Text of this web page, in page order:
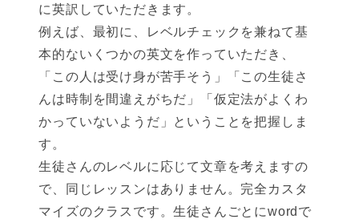
に英訳していただきます。
例えば、最初に、レベルチェックを兼ねて基
本的ないくつかの英文を作っていただき、
「この人は受け身が苦手そう」「この生徒さ
んは時制を間違えがちだ」「仮定法がよくわ
かっていないようだ」ということを把握しま
す。
生徒さんのレベルに応じて文章を考えますの
で、同じレッスンはありません。完全カスタ
マイズのクラスです。生徒さんごとにwordで